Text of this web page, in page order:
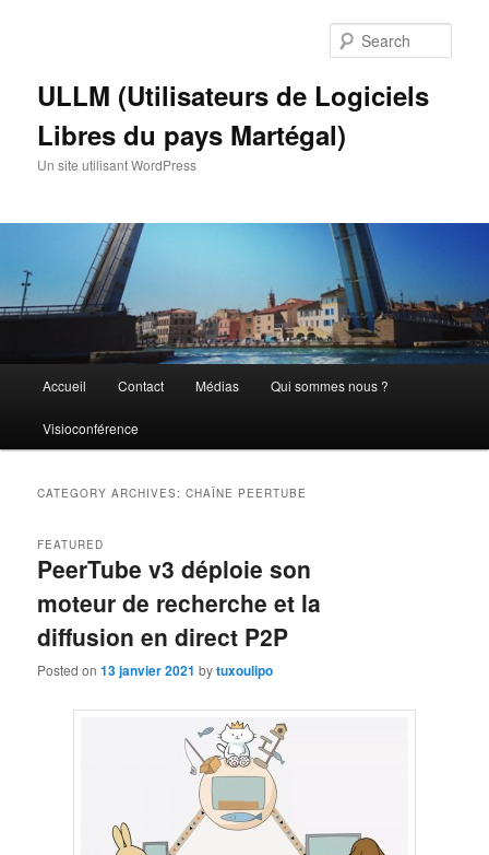
ULLM (Utilisateurs de Logiciels
Libres du pays Martégal)
Un site utilisant WordPress
Accueil Contact Médias Qui sommes nous ?
Visioconférence
CATEGORY ARCHIVES:CHAÎNE PEERTUBE
PeerTube v3 déploie son
moteur de recherche et la
diffusion en direct P2P
FEATURED
Posted on13 janvier 2021 bytuxoulipo